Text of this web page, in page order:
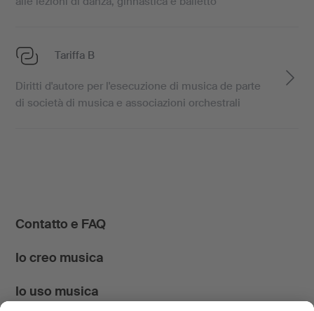
Tariffa B
Diritti d'autore per l'esecuzione di musica de parte
di società di musica e associazioni orchestrali
Contatto e FAQ
Io creo musica
Io uso musica